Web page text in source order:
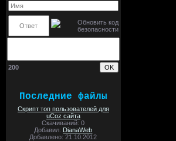
200
Последние файлы
Скрипт топ пользователей для
uCoz сайта
Скачиваний: 0
Добавил: DianaWeb
Добавлено: 21.10.2012